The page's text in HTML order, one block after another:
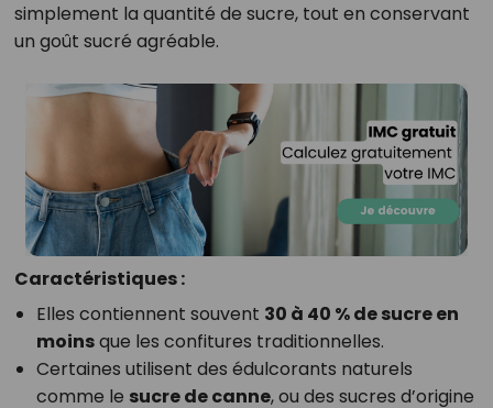
simplement la quantité de sucre, tout en conservant
un goût sucré agréable.
Caractéristiques :
Elles contiennent souvent 30 à 40 % de sucre en
moinsque les confitures traditionnelles.
Certaines utilisent des édulcorants naturels
comme le sucre de canne, ou des sucres d’origine